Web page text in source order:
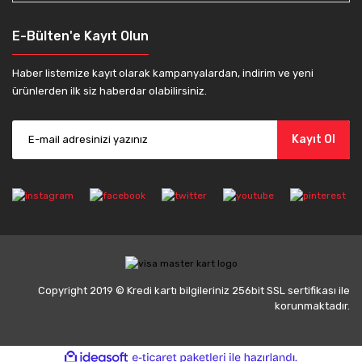
E-Bülten'e Kayıt Olun
Haber listemize kayıt olarak kampanyalardan, indirim ve yeni
ürünlerden ilk siz haberdar olabilirsiniz.
Kayıt Ol
Copyright 2019 © Kredi kartı bilgileriniz 256bit SSL sertifikası ile
korunmaktadır.
ideasoft e-